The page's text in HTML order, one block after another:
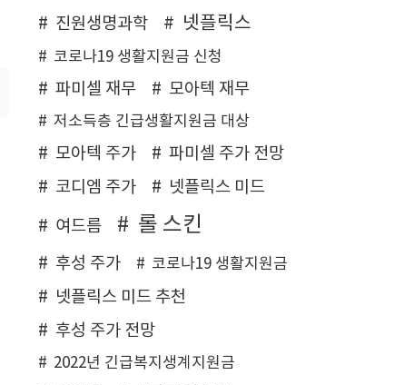
진원생명과학
넷플릭스
코로나19 생활지원금 신청
파미셀 재무 모아텍 재무
저소득층 긴급생활지원금 대상
모아텍 주가
파미셀 주가 전망
코디엠 주가
넷플릭스 미드
여드름 롤 스킨
후성 주가 코로나19 생활지원금
넷플릭스 미드 추천
후성 주가 전망
2022년 긴급복지생계지원금